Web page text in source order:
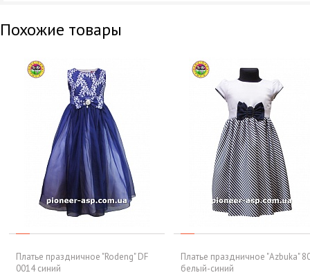
Похожие товары
Платье праздничное "Rodeng" DF
0014 синий
Платье праздничное "Azbuka"
белый-синий